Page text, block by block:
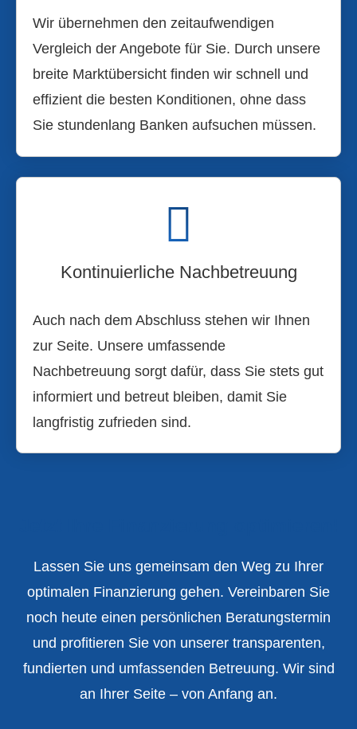
Wir übernehmen den zeitaufwendigen
Vergleich der Angebote für Sie. Durch unsere
breite Marktübersicht finden wir schnell und
effizient die besten Konditionen, ohne dass
Sie stundenlang Banken aufsuchen müssen.
Kontinuierliche Nachbetreuung
Auch nach dem Abschluss stehen wir Ihnen
zur Seite. Unsere umfassende
Nachbetreuung sorgt dafür, dass Sie stets gut
informiert und betreut bleiben, damit Sie
langfristig zufrieden sind.
Lassen Sie uns gemeinsam den Weg zu Ihrer
optimalen Finanzierung gehen. Vereinbaren Sie
noch heute einen persönlichen Beratungstermin
und profitieren Sie von unserer transparenten,
fundierten und umfassenden Betreuung. Wir sind
an Ihrer Seite – von Anfang an.